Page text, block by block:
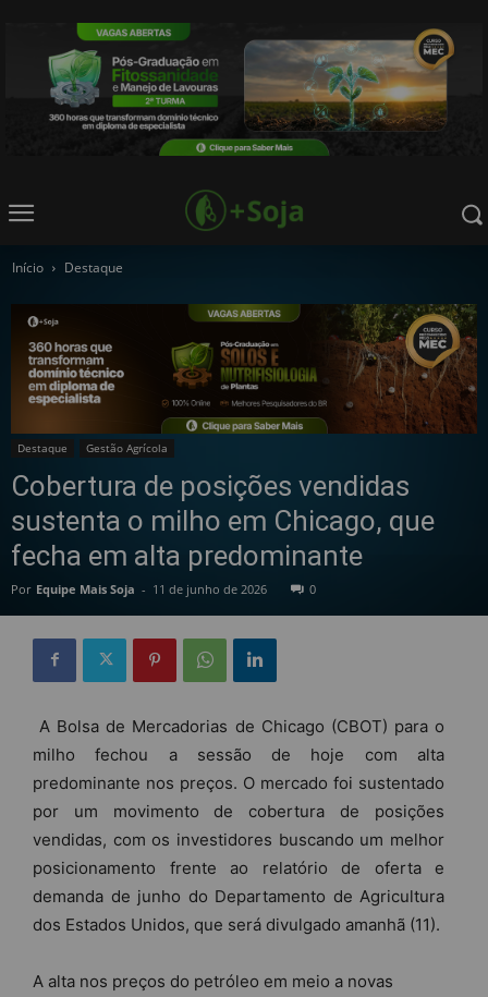
Início Destaque
Destaque Gestão Agrícola
Cobertura de posições vendidas
sustenta o milho em Chicago, que
fecha em alta predominante
Por Equipe Mais Soja - 11 de junho de 2026 0
A Bolsa de Mercadorias de Chicago (CBOT) para o
milho fechou a sessão de hoje com alta
predominante nos preços. O mercado foi sustentado
por um movimento de cobertura de posições
vendidas, com os investidores buscando um melhor
posicionamento frente ao relatório de oferta e
demanda de junho do Departamento de Agricultura
dos Estados Unidos, que será divulgado amanhã (11).
A alta nos preços do petróleo em meio a novas